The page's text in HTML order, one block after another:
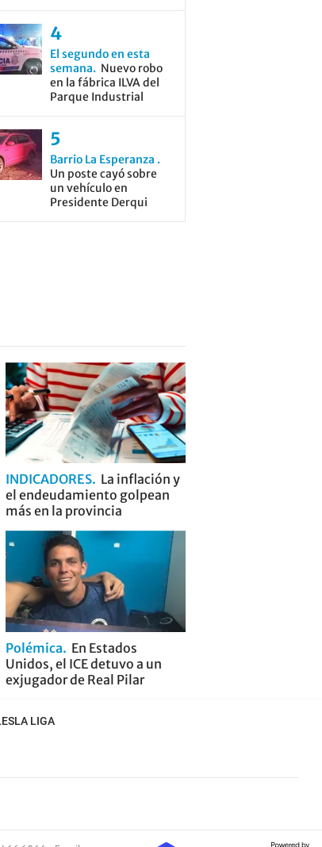
El segundo en esta
semana
Nuevo robo
en la fábrica ILVA del
Parque Industrial
Barrio La Esperanza
Un poste cayó sobre
un vehículo en
Presidente Derqui
INDICADORES
La inflación y
el endeudamiento golpean
más en la provincia
Polémica
En Estados
Unidos, el ICE detuvo a un
exjugador de Real Pilar
LA LIGA